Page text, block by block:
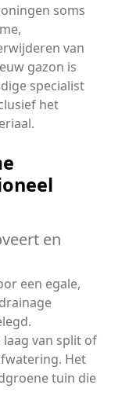
soms
van
gazon is
specialist
het
en
een egale,
van split of
Het
tuin die